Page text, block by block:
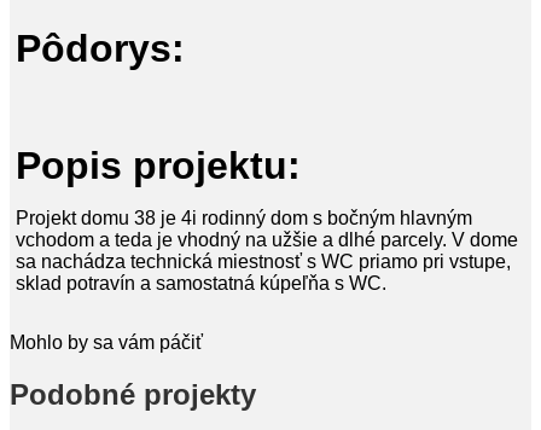
Pôdorys:
Popis projektu:
Projekt domu 38 je 4i rodinný dom s bočným hlavným
vchodom a teda je vhodný na užšie a dlhé parcely. V dome
sa nachádza technická miestnosť s WC priamo pri vstupe,
sklad potravín a samostatná kúpeľňa s WC.
Mohlo by sa vám páčiť
Podobné projekty